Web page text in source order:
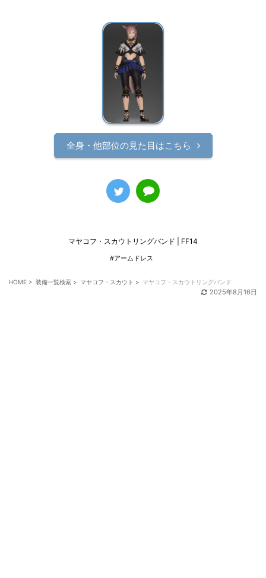
全身・他部位の見た目はこちら
マヤコフ・スカウトリングバンド | FF14
#アームドレス
HOME > 装備一覧検索 > マヤコフ・スカウト > マヤコフ・スカウトリングバンド
2025年8月16日